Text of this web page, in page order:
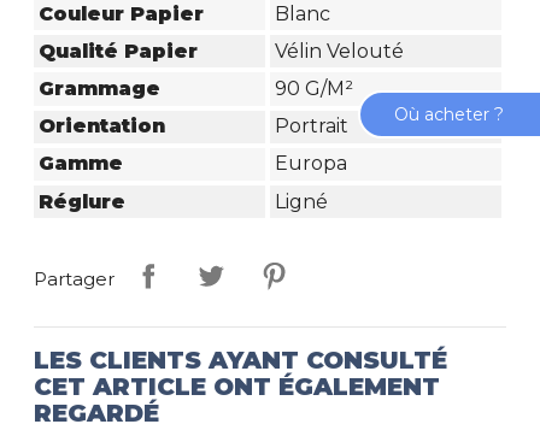
Couleur Papier
Blanc
Qualité Papier
Vélin Velouté
Grammage
90 G/m²
Orientation
Portrait
Gamme
Europa
Réglure
Ligné
Partager
LES CLIENTS AYANT CONSULTÉ
CET ARTICLE ONT ÉGALEMENT
REGARDÉ
Où acheter ?